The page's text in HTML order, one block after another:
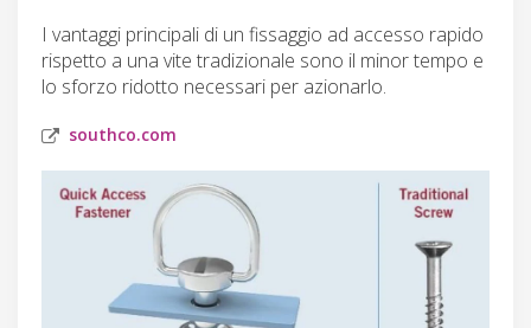
I vantaggi principali di un fissaggio ad accesso rapido
rispetto a una vite tradizionale sono il minor tempo e
lo sforzo ridotto necessari per azionarlo.
southco.com